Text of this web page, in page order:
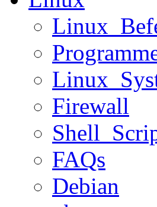
Firewall
FAQs
Debian